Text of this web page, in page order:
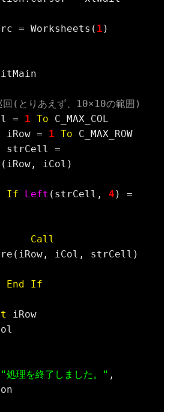
= Worksheets( 1 )
回(とりあえず、10×10の範囲)
= 1 To C_MAX_COL
iRow = 1 To C_MAX_ROW
iCol)
If Left (strCell, 4
Call
iCol, strCell)
End If
iRow
"処理を終了しました。" ,